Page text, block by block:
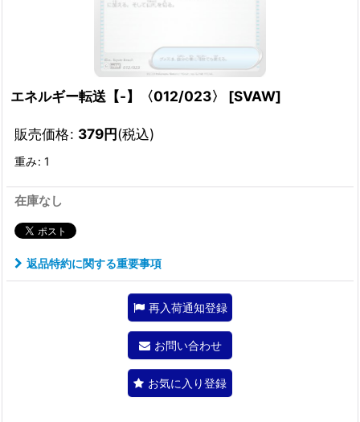
エネルギー転送【-】〈012/023〉 [SVAW]
販売価格: 379円(税込)
重み: 1
在庫なし
返品特約に関する重要事項
再入荷通知登録
お問い合わせ
お気に入り登録